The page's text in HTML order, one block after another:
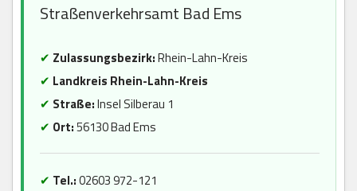
Straßenverkehrsamt Bad Ems
✔ Zulassungsbezirk:Rhein-Lahn-Kreis
✔ Landkreis Rhein-Lahn-Kreis
✔ Straße:Insel Silberau 1
✔ Ort:56130 Bad Ems
✔ Tel.:02603 972-121